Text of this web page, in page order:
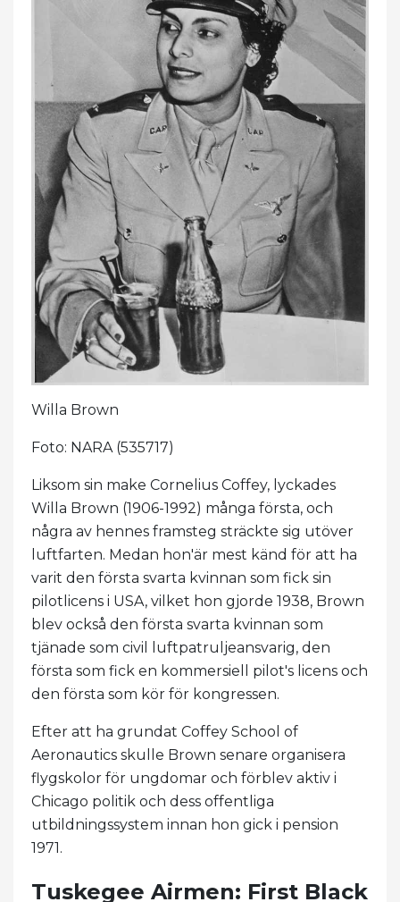
Willa Brown
Foto: NARA (535717)
Liksom sin make Cornelius Coffey, lyckades
Willa Brown (1906-1992) många första, och
några av hennes framsteg sträckte sig utöver
luftfarten. Medan hon'är mest känd för att ha
varit den första svarta kvinnan som fick sin
pilotlicens i USA, vilket hon gjorde 1938, Brown
blev också den första svarta kvinnan som
tjänade som civil luftpatruljeansvarig, den
första som fick en kommersiell pilot's licens och
den första som kör för kongressen.
Efter att ha grundat Coffey School of
Aeronautics skulle Brown senare organisera
flygskolor för ungdomar och förblev aktiv i
Chicago politik och dess offentliga
utbildningssystem innan hon gick i pension
1971.
Tuskegee Airmen: First Black